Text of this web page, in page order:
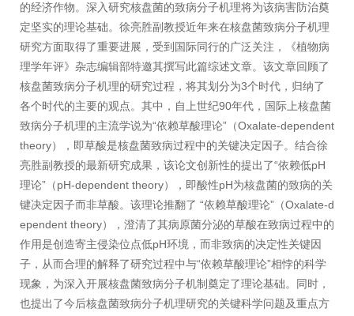
的经济作物。深入研究核盘菌的致病分子机理将为该病害防治奠
定坚实的理论基础。徐亮胜副教授近年来在核盘菌致病分子机理
研究方面取得了重要进展，受到国际同行的广泛关注，《植物病
理学年评》杂志编辑部特邀其撰写此篇综述文章。该文章回顾了
核盘菌致病分子机理的研究过程，将其划分为3个时代，归纳了
各个时代的主要的观点。其中，自上世纪90年代，国际上核盘菌
致病分子机理的主流学说为“依赖草酸理论”（Oxalate-dependent
theory），即草酸是核盘菌致病过程中的关键决定因子。结合徐
亮胜副教授的最新研究成果，该论文创新性的提出了“依赖低pH
理论”（pH-dependent theory），即酸性pH为核盘菌的致病的关
键决定因子而非草酸。该理论推翻了 “依赖草酸理论”（Oxalate-d
ependent theory），澄清了其病原菌分泌的草酸在致病过程中的
作用是创造寄主侵染位点低pH环境，而非致病的决定性关键因
子，从而合理的解释了研究过程中与“依赖草酸理论”相悖的科学
现象，为深入开展核盘菌致病分子机制奠定了理论基础。同时，
也提出了今后核盘菌致病分子机理研究的关键科学问题及重点方